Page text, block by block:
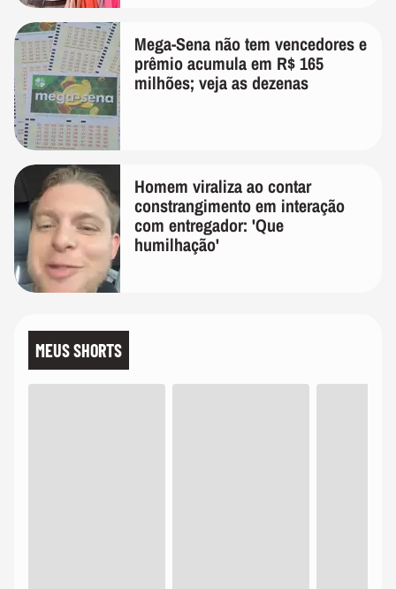
Mega-Sena não tem vencedores e
prêmio acumula em R$ 165
milhões; veja as dezenas
Homem viraliza ao contar
constrangimento em interação
com entregador: 'Que
humilhação'
MEUS SHORTS